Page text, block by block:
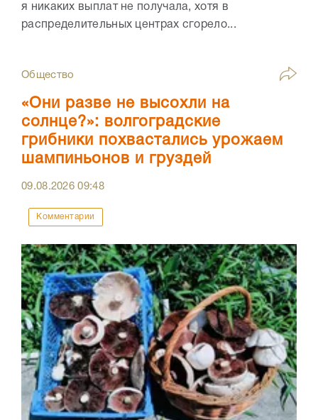
я никаких выплат не получала, хотя в
распределительных центрах сгорело...
Общество
«Они разве не высохли на
солнце?»: волгоградские
грибники похвастались урожаем
шампиньонов и груздей
09.08.202609:48
Комментарии